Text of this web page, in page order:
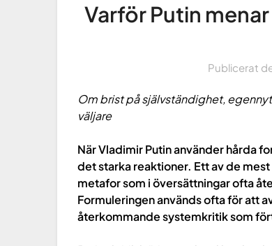
Varför Putin
Publicerat
Om brist på självständighet,
väljare
När Vladimir Putin använder hårda
det starka reaktioner. Ett av de
metafor som i översättningar ofta
Formuleringen används ofta för att
återkommande systemkritik som